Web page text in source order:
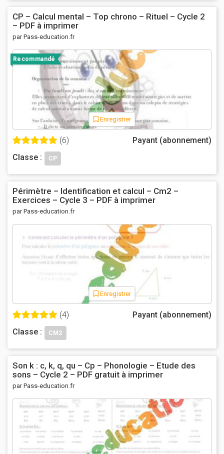
CP – Calcul mental – Top chrono – Rituel – Cycle 2
– PDF à imprimer
par Pass-education.fr
Recommandé
Enregistrer
(6)
Payant (abonnement)
Classe :
CP
Périmètre – Identification et calcul – Cm2 –
Exercices – Cycle 3 – PDF à imprimer
par Pass-education.fr
Enregistrer
(4)
Payant (abonnement)
Classe :
CM2
Son k : c, k, q, qu – Cp – Phonologie – Etude des
sons – Cycle 2 – PDF gratuit à imprimer
par Pass-education.fr